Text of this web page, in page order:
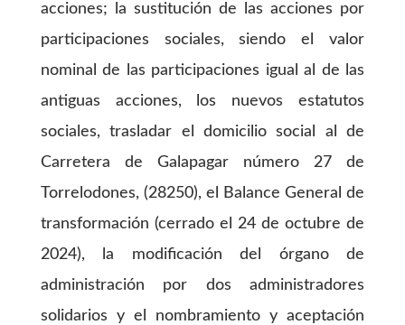
acciones; la sustitución de las acciones por
participaciones sociales, siendo el valor
nominal de las participaciones igual al de las
antiguas acciones, los nuevos estatutos
sociales, trasladar el domicilio social al de
Carretera de Galapagar número 27 de
Torrelodones, (28250), el Balance General de
transformación (cerrado el 24 de octubre de
2024), la modificación del órgano de
administración por dos administradores
solidarios y el nombramiento y aceptación